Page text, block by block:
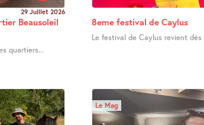
29 Juillet 2026
Beausoleil
quartiers...
8eme festival de Caylus
Le festival de Caylus revient dès
Le Mag